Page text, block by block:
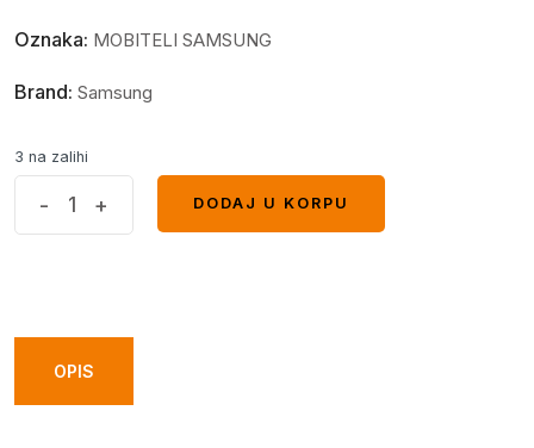
Oznaka: MOBITELI SAMSUNG
Brand: Samsung
3 na zalihi
White
- +
DODAJ U KORPU
OPIS